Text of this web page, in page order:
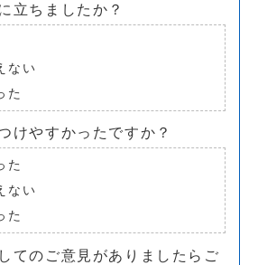
立ちましたか？
ない
た
けやすかったですか？
た
ない
た
てのご意見がありましたらご